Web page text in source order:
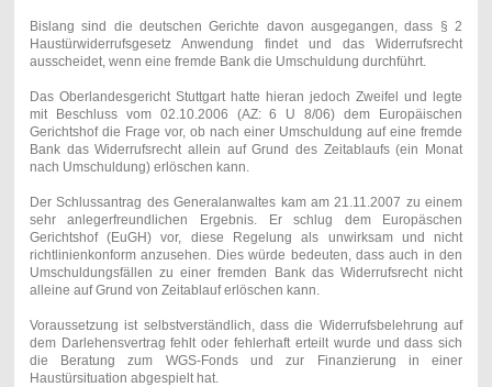
Bislang sind die deutschen Gerichte davon ausgegangen, dass § 2
Haustürwiderrufsgesetz Anwendung findet und das Widerrufsrecht
ausscheidet, wenn eine fremde Bank die Umschuldung durchführt.
Das Oberlandesgericht Stuttgart hatte hieran jedoch Zweifel und legte
mit Beschluss vom 02.10.2006 (AZ: 6 U 8/06) dem Europäischen
Gerichtshof die Frage vor, ob nach einer Umschuldung auf eine fremde
Bank das Widerrufsrecht allein auf Grund des Zeitablaufs (ein Monat
nach Umschuldung) erlöschen kann.
Der Schlussantrag des Generalanwaltes kam am 21.11.2007 zu einem
sehr anlegerfreundlichen Ergebnis. Er schlug dem Europäschen
Gerichtshof (EuGH) vor, diese Regelung als unwirksam und nicht
richtlinienkonform anzusehen. Dies würde bedeuten, dass auch in den
Umschuldungsfällen zu einer fremden Bank das Widerrufsrecht nicht
alleine auf Grund von Zeitablauf erlöschen kann.
Voraussetzung ist selbstverständlich, dass die Widerrufsbelehrung auf
dem Darlehensvertrag fehlt oder fehlerhaft erteilt wurde und dass sich
die Beratung zum WGS-Fonds und zur Finanzierung in einer
Haustürsituation abgespielt hat.